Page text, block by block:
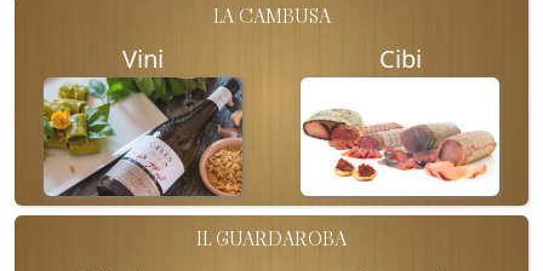
LA CAMBUSA
Vini Cibi
IL GUARDAROBA